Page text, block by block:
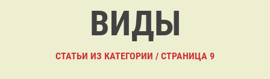
ВИДЫ
СТАТЬИ ИЗ КАТЕГОРИИ / СТРАНИЦА 9